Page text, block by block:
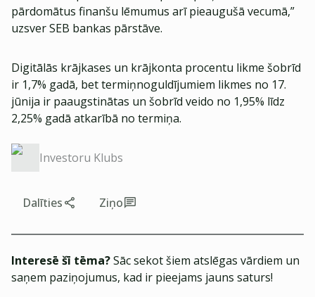
pārdomātus finanšu lēmumus arī pieaugušā vecumā,”
uzsver SEB bankas pārstāve.
Digitālās krājkases un krājkonta procentu likme šobrīd
ir 1,7% gadā, bet termiņnoguldījumiem likmes no 17.
jūnija ir paaugstinātas un šobrīd veido no 1,95% līdz
2,25% gadā atkarībā no termiņa.
Investoru Klubs
Dalīties Ziņo
Interesē šī tēma?Sāc sekot šiem atslēgas vārdiem un
saņem paziņojumus, kad ir pieejams jauns saturs!